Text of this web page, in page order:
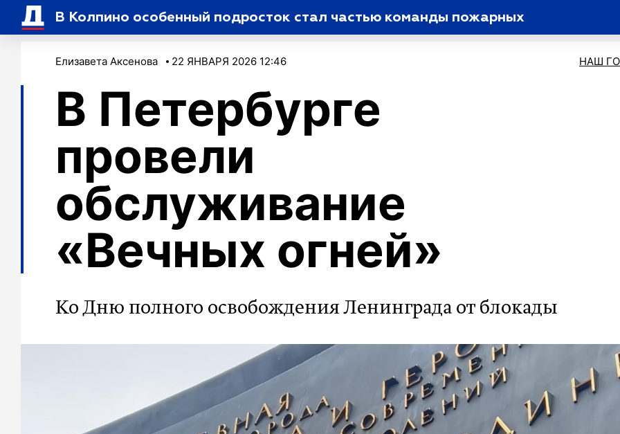
В Колпино особенный подросток стал частью команды пожарных
Елизавета Аксенова 22 ЯНВАРЯ 2026 12:46 НАШ
В Петербурге
провели
обслуживание
«Вечных огней»
Ко Дню полного освобождения Ленинграда от блокады